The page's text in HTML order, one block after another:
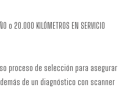
o 20.000 KILÓMETROS EN SERVICIO
proceso de selección para asegurar
de un diagnóstico con scanner